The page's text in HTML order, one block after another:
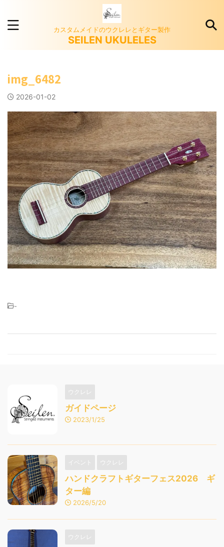
カスタムメイドのウクレレとギター製作
SEILEN UKULELES
img_6482
2026-01-02
-
ウクレレ
ガイドページ
2023/1/25
イベント ウクレレ
ハンドクラフトギターフェス2026 ギ
ター編
2026/5/20
ウクレレ